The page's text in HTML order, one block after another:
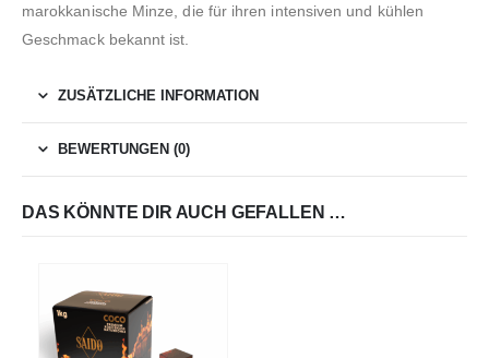
marokkanische Minze, die für ihren intensiven und kühlen
Geschmack bekannt ist.
ZUSÄTZLICHE INFORMATION
BEWERTUNGEN (0)
DAS KÖNNTE DIR AUCH GEFALLEN …